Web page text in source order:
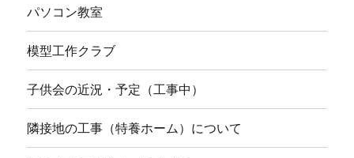
パソコン教室
模型工作クラブ
子供会の近況・予定（工事中）
隣接地の工事（特養ホーム）について